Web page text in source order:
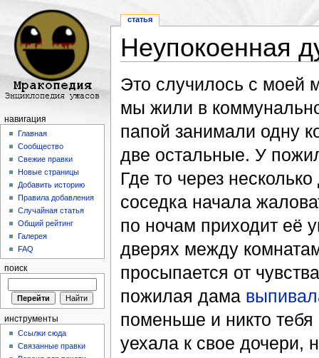
Неупокоенная
Это случилось с моей
мы жили в
папой занимали одну
две остальные. У
Где то через
соседка начала
по ночам приходит её
дверях между
просыпается от
пожилая дама
поменьше и никто тебя
уехала к свое дочери,
статья
навигация
Главная
Сообщество
Свежие правки
Новые страницы
Добавить историю
Правила добавления
Случайная статья
Общий рейтинг
Галерея
FAQ
поиск
инструменты
Ссылки сюда
Связанные правки